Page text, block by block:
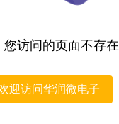
您访问的页面不存在
迎访问华润微电子